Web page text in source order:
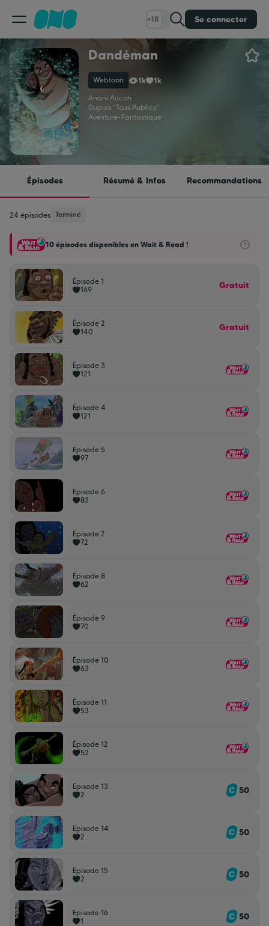
+18 Se connecter
Classement
Calendrier
Bibliothèque
Coinshop
Blog
Dandéman
Webtoon 1k
1k
Anani Accoh
Dupuis "Tous Publics"
Aventure-Fantastique
Épisodes Résumé & Infos Recommandations
24 épisodes Terminé
10 épisodes disponibles en Wait & Read !
Épisode 1
169
Gratuit
Épisode 2
140
Gratuit
Épisode 3
121
Épisode 4
121
Épisode 5
97
Épisode 6
83
Épisode 7
72
Épisode 8
62
Épisode 9
70
Épisode 10
63
Épisode 11
53
Épisode 12
52
Episode 13
2
50
Episode 14
2
50
Episode 15
2
50
Episode 16
1
50